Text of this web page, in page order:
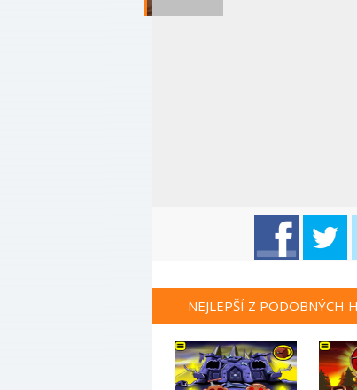
NEJLEPŠÍ Z PODOBNÝCH